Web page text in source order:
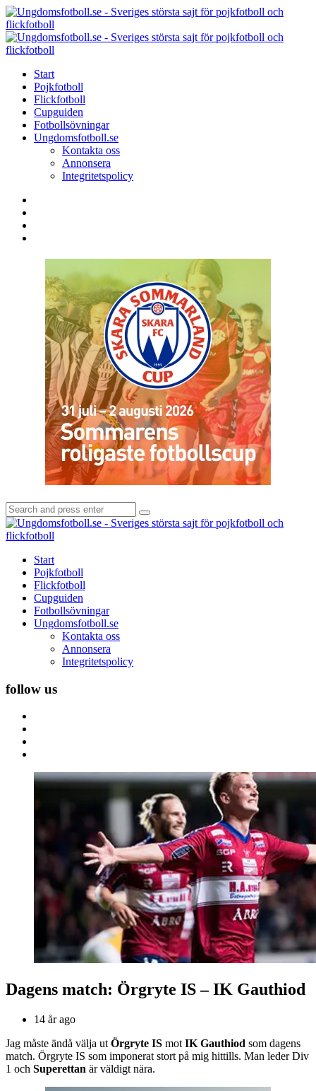
Menu
Search
Menu
Start
Pojkfotboll
Flickfotboll
Cupguiden
Fotbollsövningar
Ungdomsfotboll.se
Kontakta oss
Annonsera
Integritetspolicy
Search
for:
Search
Start
Pojkfotboll
Flickfotboll
Cupguiden
Fotbollsövningar
Ungdomsfotboll.se
Kontakta oss
Annonsera
Integritetspolicy
follow us
Dagens match: Örgryte IS – IK Gauthiod
14 år ago
Jag måste ändå välja ut Örgryte IS mot IK Gauthiod som dagens
match. Örgryte IS som imponerat stort på mig hittills. Man leder Div
1 och Superettan är väldigt nära.